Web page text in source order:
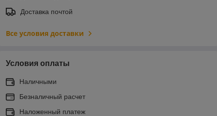
Доставка почтой
Все условия доставки
Условия оплаты
Наличными
Безналичный расчет
Наложенный платеж